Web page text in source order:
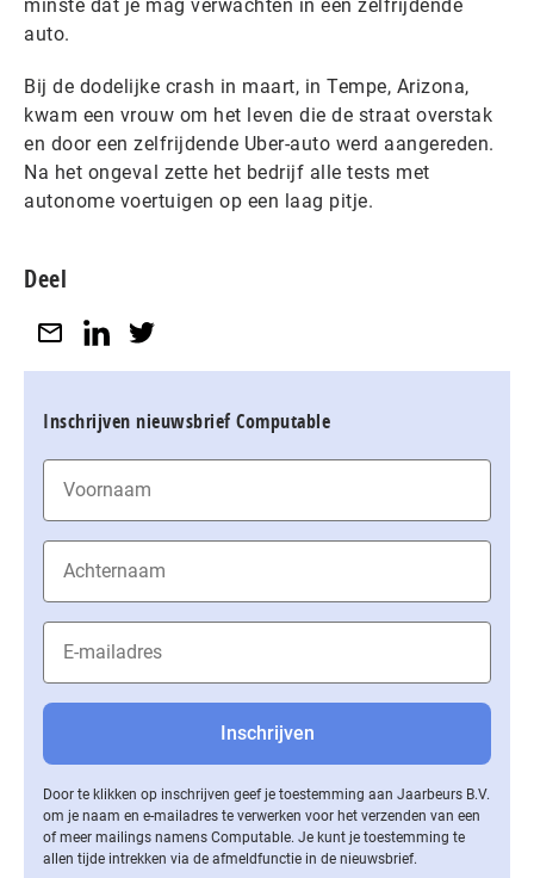
minste dat je mag verwachten in een zelfrijdende
auto.
Bij de dodelijke crash in maart, in Tempe, Arizona,
kwam een vrouw om het leven die de straat overstak
en door een zelfrijdende Uber-auto werd aangereden.
Na het ongeval zette het bedrijf alle tests met
autonome voertuigen op een laag pitje.
Deel
Inschrijven nieuwsbrief Computable
Door te klikken op inschrijven geef je toestemming aan Jaarbeurs B.V.
om je naam en e-mailadres te verwerken voor het verzenden van een
of meer mailings namens Computable. Je kunt je toestemming te
allen tijde intrekken via de af­meld­func­tie in de nieuwsbrief.